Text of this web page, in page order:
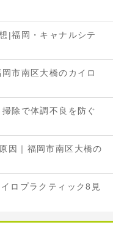
|福岡・キャナルシテ
市南区大橋のカイロ
除で体調不良を防ぐ
因｜福岡市南区大橋の
ロプラクティック8見